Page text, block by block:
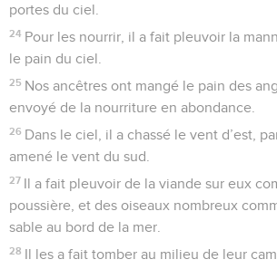
portes du ciel.
24 Pour les nourrir, il a fait pleuvoir la
le pain du ciel.
25 Nos ancêtres ont mangé le pain des
envoyé de la nourriture en abondance.
26 Dans le ciel, il a chassé le vent d’est,
amené le vent du sud.
27 Il a fait pleuvoir de la viande sur eux
poussière, et des oiseaux nombreux
sable au bord de la mer.
28 Il les a fait tomber au milieu de leur